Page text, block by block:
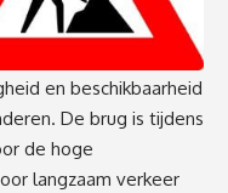
en beschikbaarheid
De brug is tijdens
de hoge
langzaam verkeer